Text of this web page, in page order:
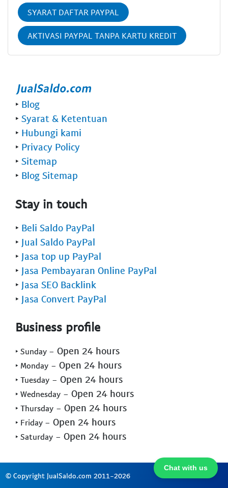
SYARAT DAFTAR PAYPAL
AKTIVASI PAYPAL TANPA KARTU KREDIT
Chat with us
‣ Blog
‣ Syarat & Ketentuan
‣ Hubungi kami
‣ Privacy Policy
‣ Sitemap
‣ Blog Sitemap
Stay in touch
‣ Beli Saldo PayPal
‣ Jual Saldo PayPal
‣ Jasa top up PayPal
‣ Jasa Pembayaran Online PayPal
‣ Jasa SEO Backlink
‣ Jasa Convert PayPal
Business profile
‣ Sunday - Open 24 hours
‣ Monday - Open 24 hours
‣ Tuesday - Open 24 hours
‣ Wednesday - Open 24 hours
‣ Thursday - Open 24 hours
‣ Friday - Open 24 hours
‣ Saturday - Open 24 hours
© Copyright JualSaldo.com 2011-2026